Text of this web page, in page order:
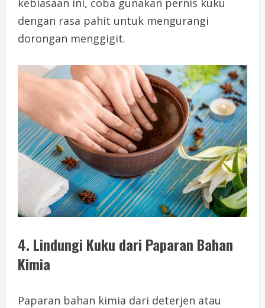
kebiasaan ini, coba gunakan pernis kuku
dengan rasa pahit untuk mengurangi
dorongan menggigit.
4. Lindungi Kuku dari Paparan Bahan
Kimia
Paparan bahan kimia dari deterjen atau